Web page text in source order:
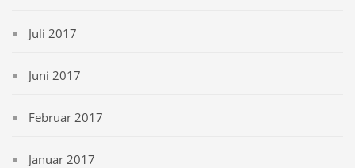
Juli 2017
Juni 2017
Februar 2017
Januar 2017